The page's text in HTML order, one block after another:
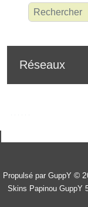
Réseaux
Propulsé par GuppY ©
Skins Papinou GuppY